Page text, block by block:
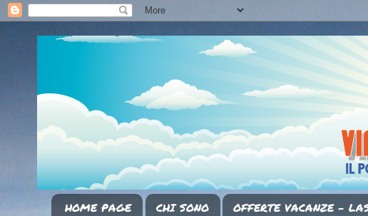
HOME PAGE CHI SONO OFFERTE VACANZE -